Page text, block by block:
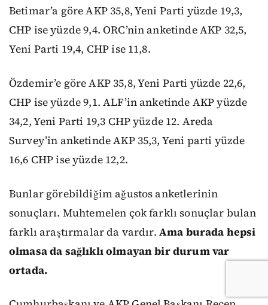
Betimar’a göre AKP 35,8, Yeni Parti yüzde 19,3,
CHP ise yüzde 9,4. ORC’nin anketinde AKP 32,5,
Yeni Parti 19,4, CHP ise 11,8.
Özdemir’e göre AKP 35,8, Yeni Parti yüzde 22,6,
CHP ise yüzde 9,1. ALF’in anketinde AKP yüzde
34,2, Yeni Parti 19,3 CHP yüzde 12. Areda
Survey’in anketinde AKP 35,3, Yeni parti yüzde
16,6 CHP ise yüzde 12,2.
Bunlar görebildiğim ağustos anketlerinin
sonuçları. Muhtemelen çok farklı sonuçlar bulan
farklı araştırmalar da vardır. Ama burada hepsi
olmasa da sağlıklı olmayan bir durum var
ortada.